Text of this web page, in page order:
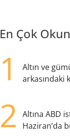
En Çok
1
Altın ve
arkasındaki
2
Altına ABD
Haziran’da